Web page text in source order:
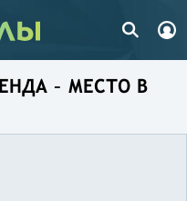
– МЕСТО В